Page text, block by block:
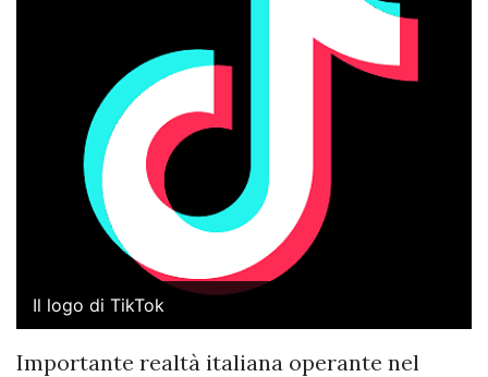
Il logo di TikTok
Importante realtà italiana operante nel